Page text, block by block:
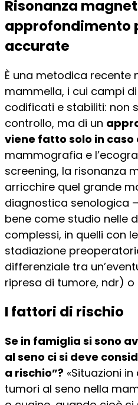
Risonanza
approfondimento
accurate
È una metodica recente
mammella, i cui campi
codificati e stabiliti: non
controllo, ma di un
viene fatto solo in caso
mammografia e
screening, la risonanza
arricchire quel grande
diagnostica senologica
bene come studio nelle
complessi, in quelli con
stadiazione
differenziale tra
ripresa di tumore, ndr) o
I fattori di rischio
Se in famiglia si sono
al seno ci si deve
a rischio”? «Situazioni
tumori al seno nella